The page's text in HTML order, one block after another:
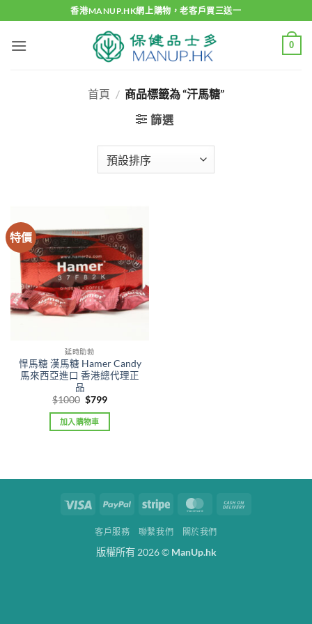
to
content
香港MANUP.HK網上購物，老客戶買三送一
0
首頁 / 商品標籤為 “汗馬糖”
篩選
特價
延時助勃
悍馬糖 漢馬糖 Hamer Candy
馬來西亞進口 香港總代理正
品
$1000 Original
was:
$1000.
$799Current
is:
加入購物車
Visa PayPal Stripe MasterCard
客戶服務 聯繫我們 關於我們
版權所有 2026 © ManUp.hk